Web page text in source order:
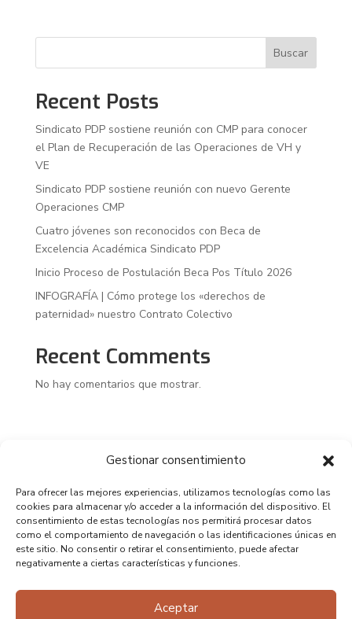
Gestionar consentimiento
Para ofrecer las mejores experiencias, utilizamos tecnologías como las
cookies para almacenar y/o acceder a la información del dispositivo. El
consentimiento de estas tecnologías nos permitirá procesar datos
como el comportamiento de navegación o las identificaciones únicas en
este sitio. No consentir o retirar el consentimiento, puede afectar
negativamente a ciertas características y funciones.
Aceptar
Buscar
Recent Posts
Sindicato PDP sostiene reunión con CMP para conocer
el Plan de Recuperación de las Operaciones de VH y
VE
Sindicato PDP sostiene reunión con nuevo Gerente
Operaciones CMP
Cuatro jóvenes son reconocidos con Beca de
Excelencia Académica Sindicato PDP
Inicio Proceso de Postulación Beca Pos Título 2026
INFOGRAFÍA | Cómo protege los «derechos de
paternidad» nuestro Contrato Colectivo
Recent Comments
No hay comentarios que mostrar.